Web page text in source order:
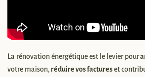
La rénovation énergétique est le levier pour
votre maison, réduire vos factureset